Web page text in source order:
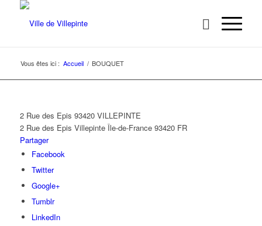
Vous êtes ici : Accueil / BOUQUET
2 Rue des Epis 93420 VILLEPINTE
2 Rue des Epis Villepinte Île-de-France 93420 FR
Partager
Facebook
Twitter
Google+
Tumblr
LinkedIn